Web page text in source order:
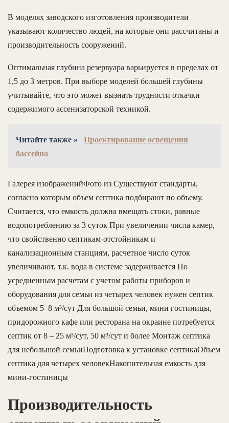
В моделях заводского изготовления производители
указывают количество людей, на которые они рассчитаны и
производительность сооружений.
Оптимальная глубина резервуара варьируется в пределах от
1,5 до 3 метров. При выборе моделей большей глубины
учитывайте, что это может вызнать трудности откачки
содержимого ассенизаторской техникой.
Читайте также »
Проектирование освещения
бассейна
Галерея изображенийФото из Существуют стандарты,
согласно которым объем септика подбирают по объему.
Считается, что емкость должна вмещать стоки, равные
водопотреблению за 3 суток При увеличении числа камер,
что свойственно септикам-отстойникам и
канализационным станциям, расчетное число суток
увеличивают, т.к. вода в системе задерживается По
усредненным расчетам с учетом работы приборов и
оборудования для семьи из четырех человек нужен септик
объемом 5–8 м³/сут Для большой семьи, мини гостиницы,
придорожного кафе или ресторана на окраине потребуется
септик от 8 – 25 м³/сут, 50 м³/сут и более Монтаж септика
для небольшой семьиПодготовка к установке септикаОбъем
септика для четырех человекНакопительная емкость для
мини-гостиницы
Производительность